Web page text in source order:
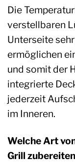
Die
verstellbaren
Unterseite
ermöglichen
und somit der
integrierte
jederzeit
im Inneren.
Welche Art
Grill